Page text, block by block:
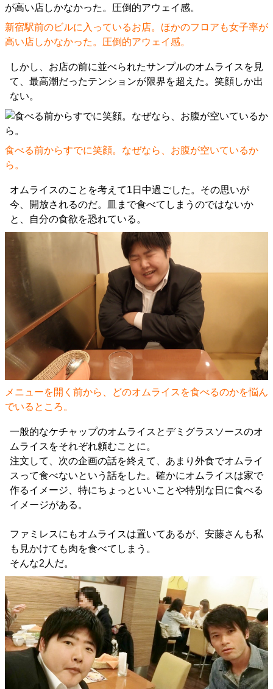
新宿駅前のビルに入っているお店。ほかのフロアも女子率が
高い店しかなかった。圧倒的アウェイ感。
しかし、お店の前に並べられたサンプルのオムライスを見
て、最高潮だったテンションが限界を超えた。笑顔しか出
ない。
食べる前からすでに笑顔。なぜなら、お腹が空いているか
ら。
オムライスのことを考えて1日中過ごした。その思いが
今、開放されるのだ。皿まで食べてしまうのではないか
と、自分の食欲を恐れている。
メニューを開く前から、どのオムライスを食べるのかを悩ん
でいるところ。
一般的なケチャップのオムライスとデミグラスソースのオ
ムライスをそれぞれ頼むことに。
注文して、次の企画の話を終えて、あまり外食でオムライ
スって食べないという話をした。確かにオムライスは家で
作るイメージ、特にちょっといいことや特別な日に食べる
イメージがある。
ファミレスにもオムライスは置いてあるが、安藤さんも私
も見かけても肉を食べてしまう。
そんな2人だ。